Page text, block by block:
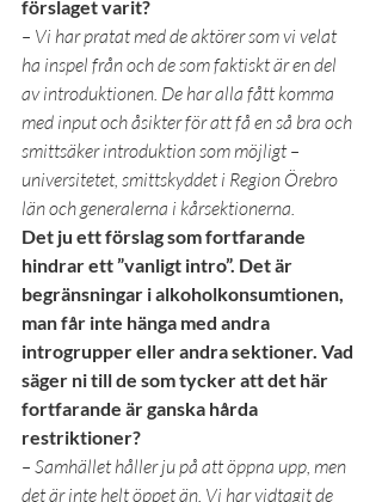
förslaget varit?
– Vi har pratat med de aktörer som vi velat
ha inspel från och de som faktiskt är en del
av introduktionen. De har alla fått komma
med input och åsikter för att få en så bra och
smittsäker introduktion som möjligt –
universitetet, smittskyddet i Region Örebro
län och generalerna i kårsektionerna.
Det ju ett förslag som fortfarande
hindrar ett ”vanligt intro”. Det är
begränsningar i alkoholkonsumtionen,
man får inte hänga med andra
introgrupper eller andra sektioner. Vad
säger ni till de som tycker att det här
fortfarande är ganska hårda
restriktioner?
– Samhället håller ju på att öppna upp, men
det är inte helt öppet än. Vi har vidtagit de